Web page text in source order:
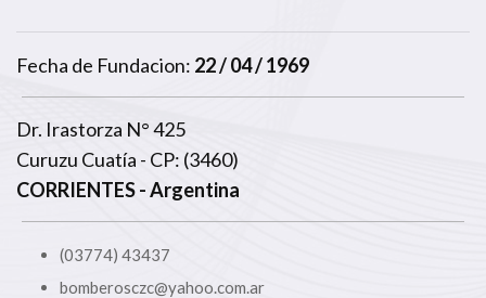
Fecha de Fundacion: 22 / 04 / 1969
Dr. Irastorza N° 425
Curuzu Cuatía - CP: (3460)
CORRIENTES- Argentina
(03774) 43437
bomberosczc@yahoo.com.ar